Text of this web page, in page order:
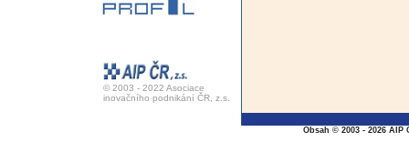
© 2003 - 2022 Asociace
inovačního podnikání ČR, z.s.
Obsah © 2003 - 2026